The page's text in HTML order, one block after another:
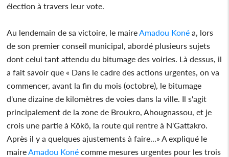
élection à travers leur vote.
Au lendemain de sa victoire, le maire Amadou Koné a, lors
de son premier conseil municipal, abordé plusieurs sujets
dont celui tant attendu du bitumage des voiries. Là dessus, il
a fait savoir que « Dans le cadre des actions urgentes, on va
commencer, avant la fin du mois (octobre), le bitumage
d'une dizaine de kilomètres de voies dans la ville. Il s'agit
principalement de la zone de Broukro, Ahougnassou, et je
crois une partie à Kôkô, la route qui rentre à N'Gattakro.
Après il y a quelques ajustements à faire...» A expliqué le
maire Amadou Koné comme mesures urgentes pour les trois